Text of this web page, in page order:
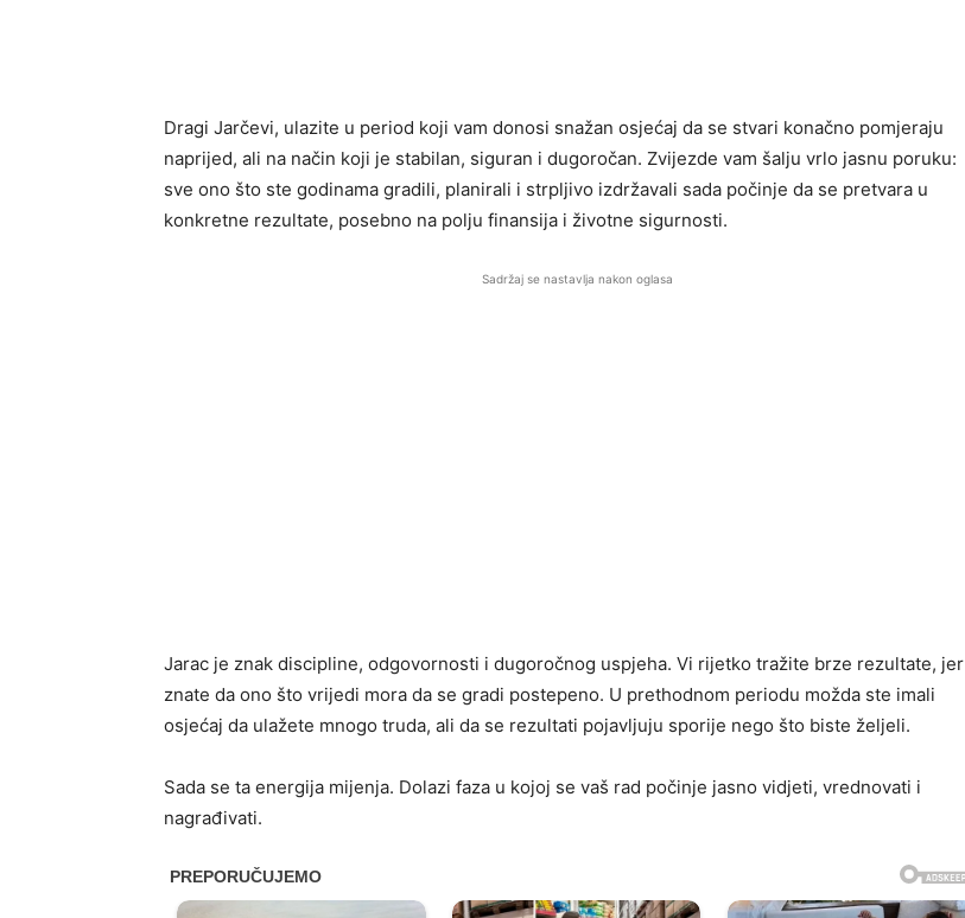
Dragi Jarčevi, ulazite u period koji vam donosi snažan osjećaj da se stvari konačno pomjeraju
naprijed, ali na način koji je stabilan, siguran i dugoročan. Zvijezde vam šalju vrlo jasnu poruku:
sve ono što ste godinama gradili, planirali i strpljivo izdržavali sada počinje da se pretvara u
konkretne rezultate, posebno na polju finansija i životne sigurnosti.
Sadržaj se nastavlja nakon oglasa
Jarac je znak discipline, odgovornosti i dugoročnog uspjeha. Vi rijetko tražite brze rezultate, jer
znate da ono što vrijedi mora da se gradi postepeno. U prethodnom periodu možda ste imali
osjećaj da ulažete mnogo truda, ali da se rezultati pojavljuju sporije nego što biste željeli.
Sada se ta energija mijenja. Dolazi faza u kojoj se vaš rad počinje jasno vidjeti, vrednovati i
nagrađivati.